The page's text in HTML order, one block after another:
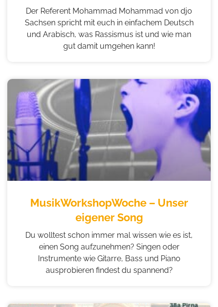
Der Referent Mohammad Mohammad von djo
Sachsen spricht mit euch in einfachem Deutsch
und Arabisch, was Rassismus ist und wie man
gut damit umgehen kann!
MusikWorkshopWoche – Unser
eigener Song
Du wolltest schon immer mal wissen wie es ist,
einen Song aufzunehmen? Singen oder
Instrumente wie Gitarre, Bass und Piano
ausprobieren findest du spannend?